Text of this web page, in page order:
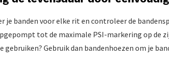
je banden voor elke rit en controleer de
tot de maximale PSI-markering op de
gebruiken? Gebruik dan bandenhoezen om je